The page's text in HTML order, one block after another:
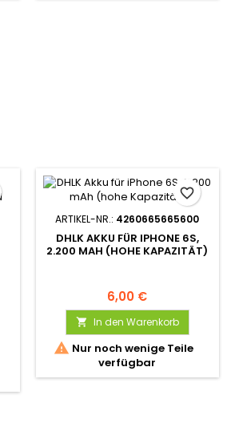
ARTIKEL-NR.: 4260665665600
DHLK AKKU FÜR IPHONE 6S,
2.200 MAH (HOHE KAPAZITÄT)
6,00 €
 In den Warenkorb
 Nur noch wenige Teile
verfügbar
favorite_border